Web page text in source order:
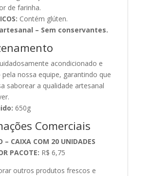
de farinha.
Contém glúten.
– Sem conservantes.
acondicionado e
pela nossa equipe, garantindo que
saborear a qualidade artesanal
650g
Comerciais
– CAIXA COM 20 UNIDADES
PACOTE: R$ 6,75
outros produtos frescos e